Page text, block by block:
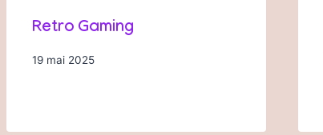
Retro Gaming
19 mai 2025